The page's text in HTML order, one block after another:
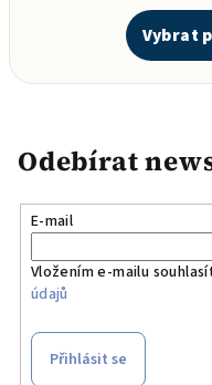
Vybrat
Odebírat
E-mail
Vložením e-mailu
údajů
Přihlásit se